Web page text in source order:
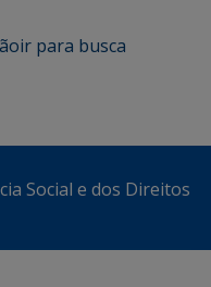
ir para busca
Social e dos Direitos